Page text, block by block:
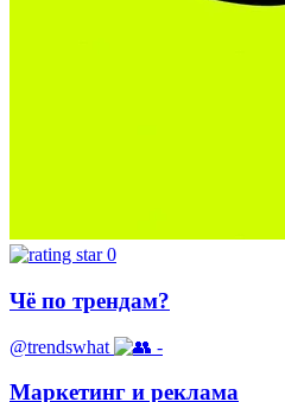
0
Чё по трендам?
@trendswhat -
Маркетинг и реклама